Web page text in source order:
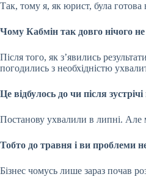
Так, тому я, як юрист, була готова
Чому Кабмін так довго нічого
Після того, як з’явились
погодились з необхідністю
Це відбулось до чи після
Постанову ухвалили в липні. Але
Тобто до травня і ви проблеми
Бізнес чомусь лише зараз почав